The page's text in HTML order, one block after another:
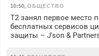
10:50, ОБЩЕСТВО
Т2 занял первое место
бесплатных сервисов
защиты – J'son &